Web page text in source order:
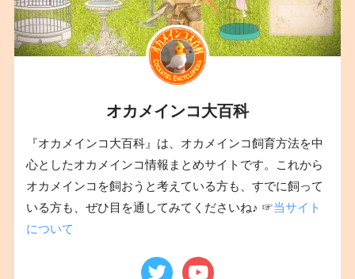
オカメインコ大百科
『オカメインコ大百科』は、オカメインコ飼育方法を中
心としたオカメインコ情報まとめサイトです。これから
オカメインコを飼おうと考えている方も、すでに飼って
いる方も、ぜひ目を通してみてくださいね♪ ☞当サイト
について